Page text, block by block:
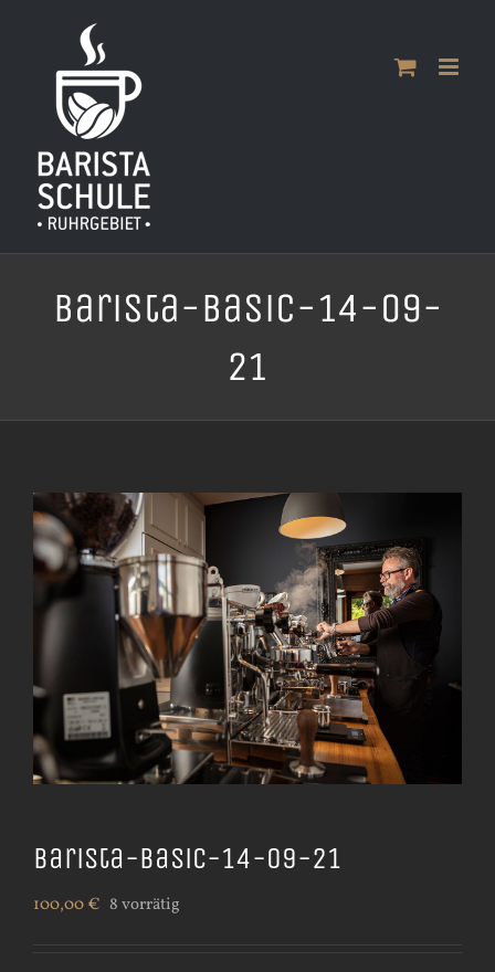
springen
Barista-Basic-14-09-
21
Barista-Basic-14-09-21
100,00€ 8 vorrätig